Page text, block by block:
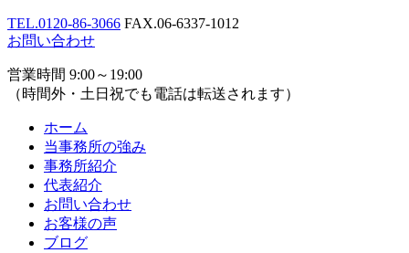
TEL.0120-86-3066 FAX.06-6337-1012
お問い合わせ
営業時間 9:00～19:00
（時間外・土日祝でも電話は転送されます）
ホーム
当事務所の強み
事務所紹介
代表紹介
お問い合わせ
お客様の声
ブログ